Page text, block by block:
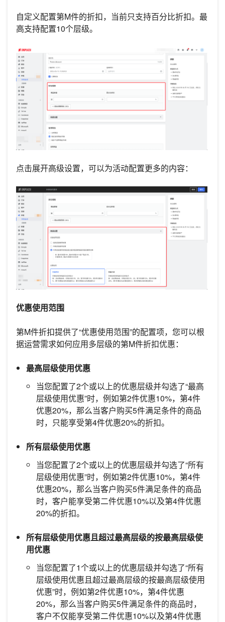
自定义配置第M件的折扣，当前只支持百分比折扣。最
高支持配置10个层级。
点击展开高级设置，可以为活动配置更多的内容：
优惠使用范围
第M件折扣提供了“优惠使用范围”的配置项，您可以根
据运营需求如何应用多层级的第M件折扣优惠：
最高层级使用优惠
当您配置了2个或以上的优惠层级并勾选了“最高
层级使用优惠”时，例如第2件优惠10%，第4件
优惠20%，那么当客户购买5件满足条件的商品
时，只能享受第4件优惠20%的折扣。
所有层级使用优惠
当您配置了2个或以上的优惠层级并勾选了“所有
层级使用优惠”时，例如第2件优惠10%，第4件
优惠20%，那么当客户购买5件满足条件的商品
时，客户能享受第二件优惠10%以及第4件优惠
20%的折扣。
所有层级使用优惠且超过最高层级的按最高层级使
用优惠
当您配置了1个或以上的优惠层级并勾选了“所有
层级使用优惠且超过最高层级的按最高层级使用
优惠”时，例如第2件优惠10%，第4件优惠
20%，那么当客户购买5件满足条件的商品时，
客户不仅能享受第二件优惠10%以及第4件优惠